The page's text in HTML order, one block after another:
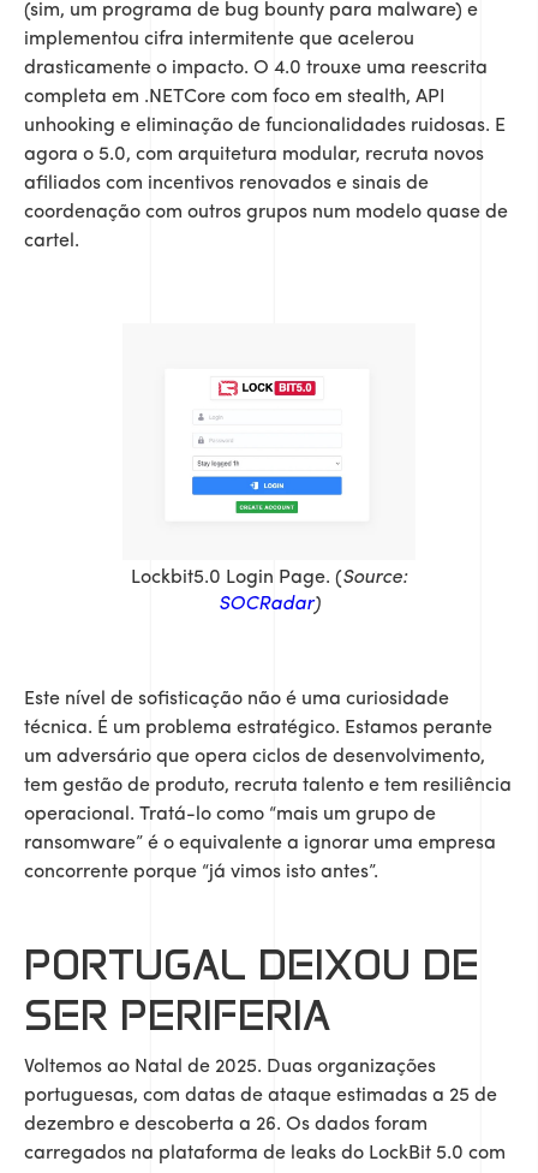
(sim, um programa de bug bounty para malware) e
implementou cifra intermitente que acelerou
drasticamente o impacto. O 4.0 trouxe uma reescrita
completa em .NETCore com foco em stealth, API
unhooking e eliminação de funcionalidades ruidosas. E
agora o 5.0, com arquitetura modular, recruta novos
afiliados com incentivos renovados e sinais de
coordenação com outros grupos num modelo quase de
cartel.
Lockbit5.0 Login Page. (Source:
SOCRadar)
Este nível de sofisticação não é uma curiosidade
técnica. É um problema estratégico. Estamos perante
um adversário que opera ciclos de desenvolvimento,
tem gestão de produto, recruta talento e tem resiliência
operacional. Tratá-lo como “mais um grupo de
ransomware” é o equivalente a ignorar uma empresa
concorrente porque “já vimos isto antes”.
PORTUGAL DEIXOU DE
SER PERIFERIA
Voltemos ao Natal de 2025. Duas organizações
portuguesas, com datas de ataque estimadas a 25 de
dezembro e descoberta a 26. Os dados foram
carregados na plataforma de leaks do LockBit 5.0 com